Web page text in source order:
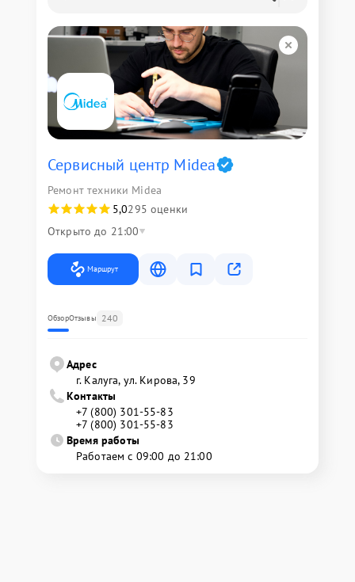
Сервисный центр Midea
Ремонт техники Midea
5,0295 оценки
Открыто до 21:00
Маршрут
ОбзорОтзывы 240
Адрес
г. Калуга, ул. Кирова, 39
Контакты
+7 (800) 301-55-83
+7 (800) 301-55-83
Время работы
Работаем с 09:00 до 21:00